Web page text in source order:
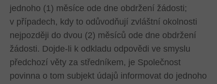
jednoho (1) měsíce ode dne obdržení žádosti;
v případech, kdy to odůvodňují zvláštní okolnosti
nejpozději do dvou (2) měsíců ode dne obdržení
žádosti. Dojde-li k odkladu odpovědi ve smyslu
předchozí věty za středníkem, je Společnost
povinna o tom subjekt údajů informovat do jednoho